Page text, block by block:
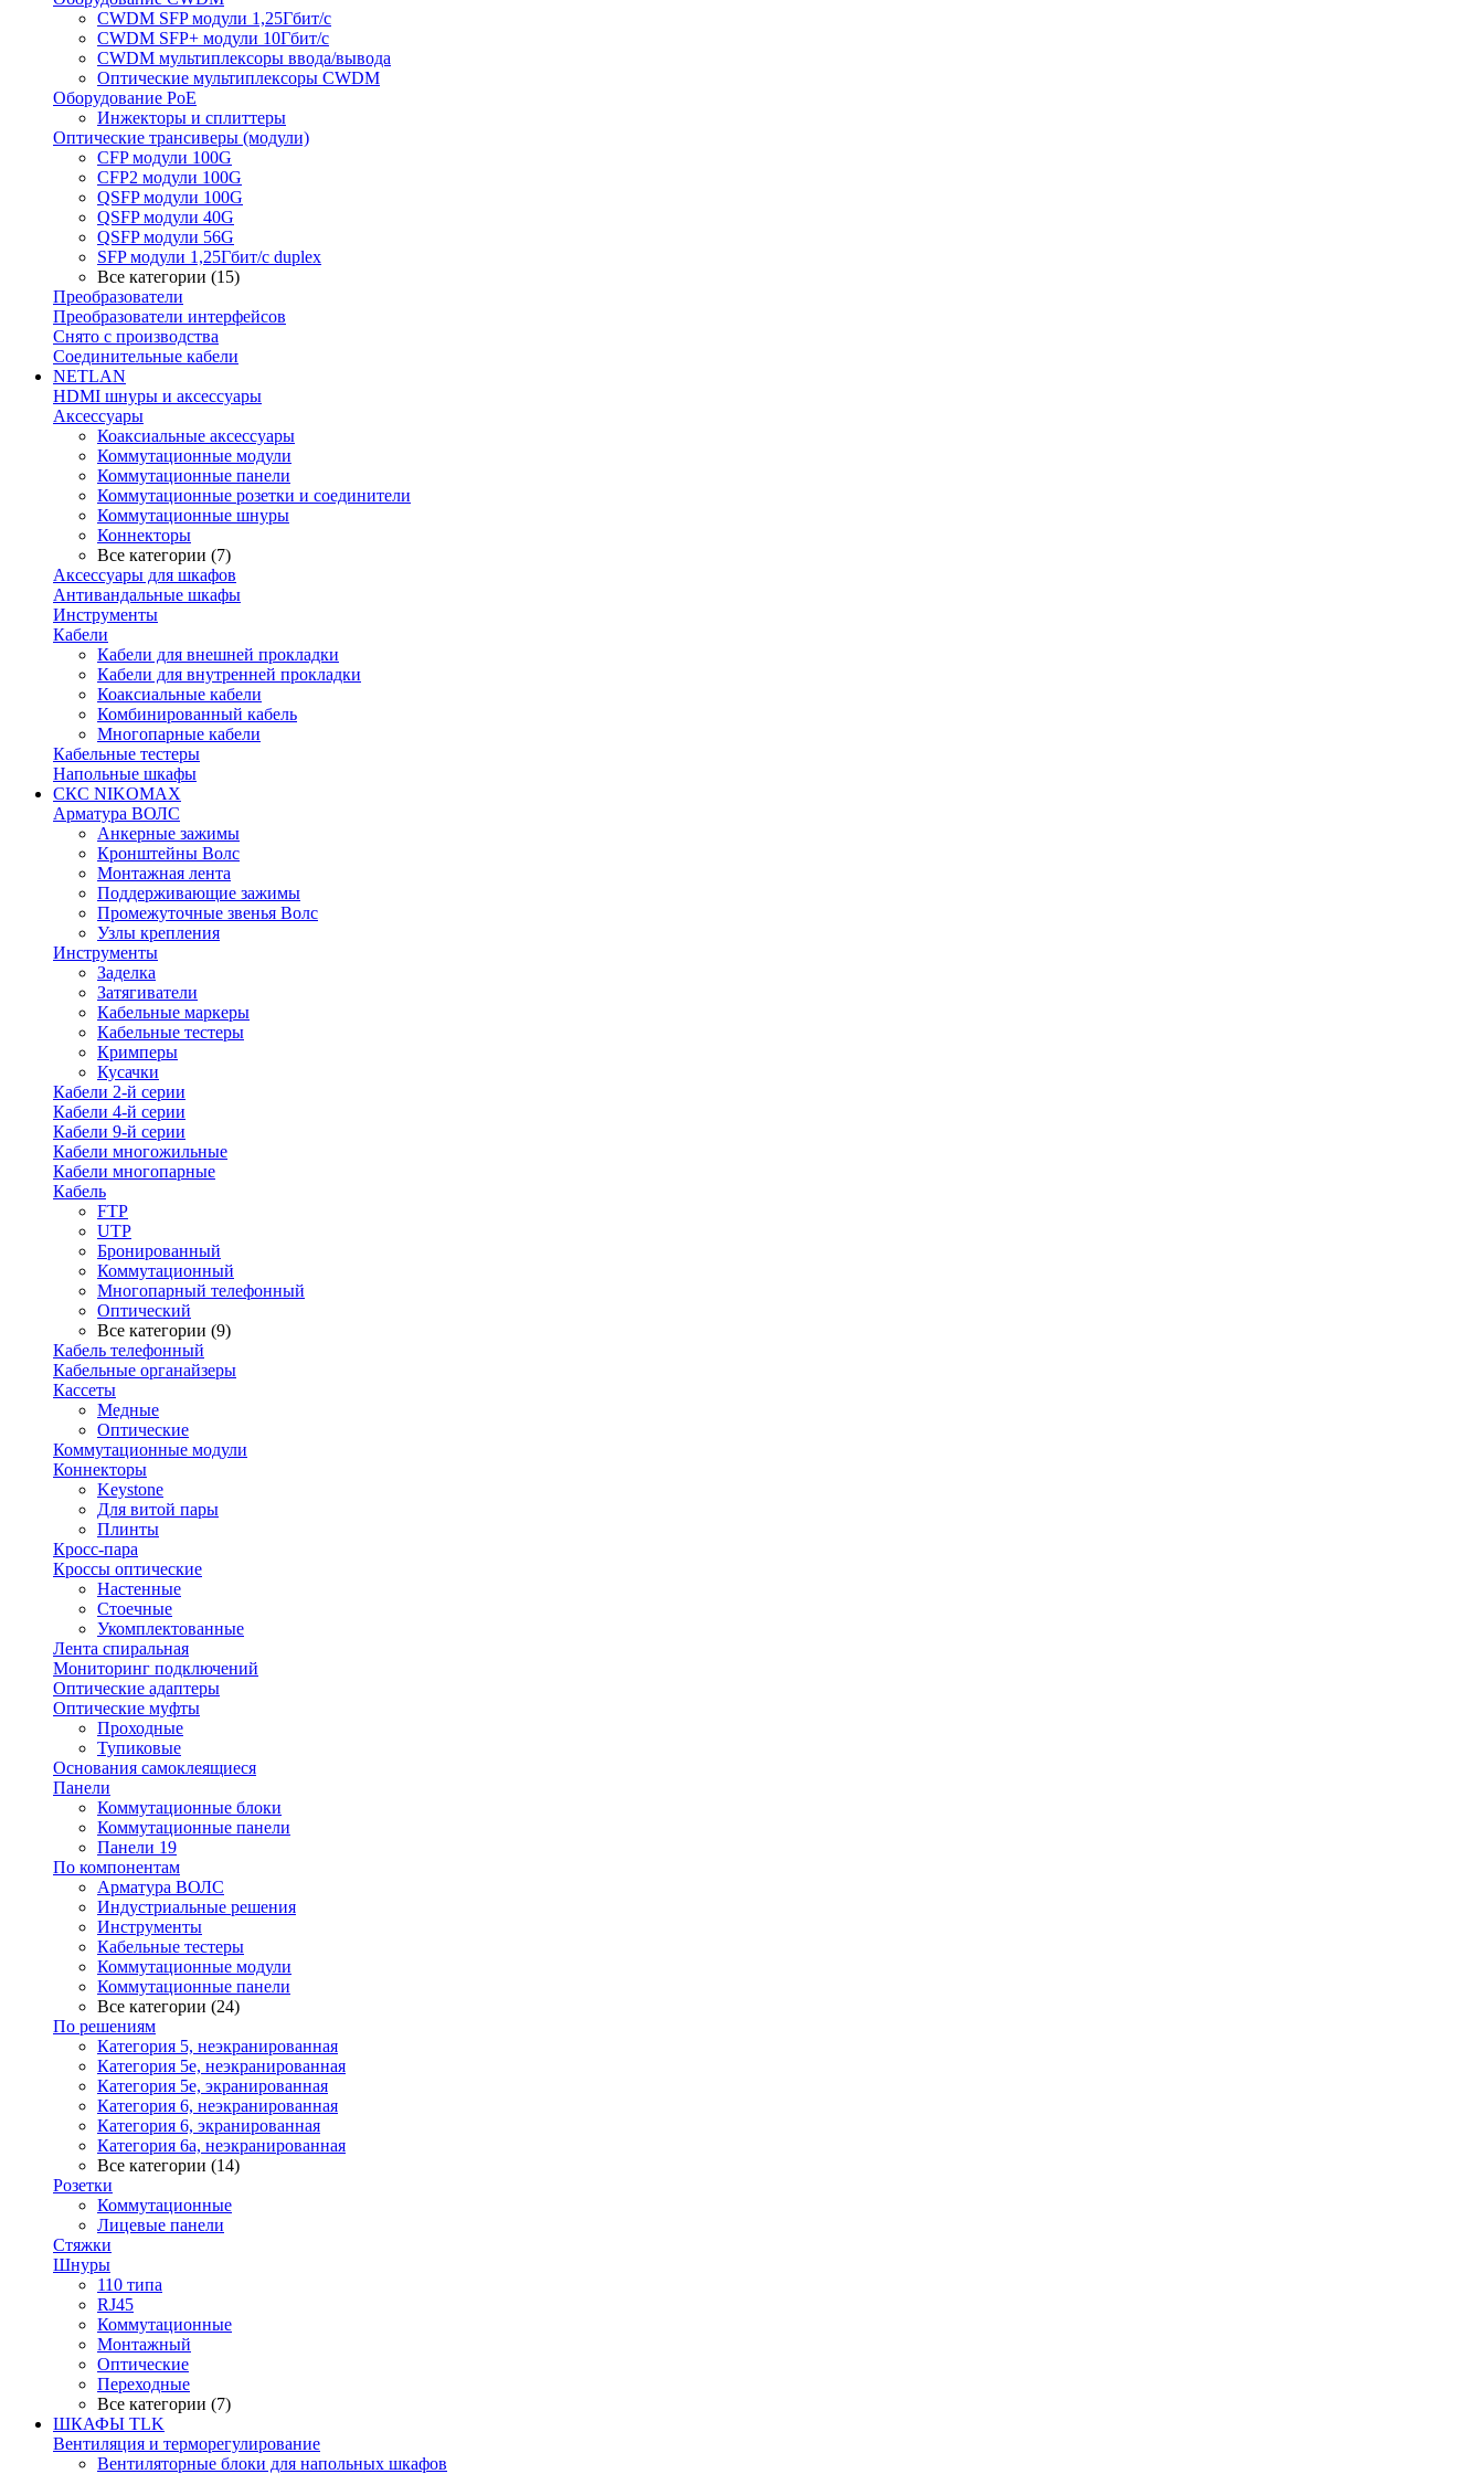
CWDM SFP модули 1,25Гбит/с
CWDM SFP+ модули 10Гбит/с
CWDM мультиплексоры ввода/вывода
Оптические мультиплексоры CWDM
Оборудование PoE
Инжекторы и сплиттеры
Оптические трансиверы (модули)
CFP модули 100G
CFP2 модули 100G
QSFP модули 100G
QSFP модули 40G
QSFP модули 56G
SFP модули 1,25Гбит/с duplex
Все категории (15)
Преобразователи
Преобразователи интерфейсов
Снято с производства
Соединительные кабели
NETLAN
HDMI шнуры и аксессуары
Аксессуары
Коаксиальные аксессуары
Коммутационные модули
Коммутационные панели
Коммутационные розетки и соединители
Коммутационные шнуры
Коннекторы
Все категории (7)
Аксессуары для шкафов
Антивандальные шкафы
Инструменты
Кабели
Кабели для внешней прокладки
Кабели для внутренней прокладки
Коаксиальные кабели
Комбинированный кабель
Многопарные кабели
Кабельные тестеры
Напольные шкафы
СКС NIKOMAX
Арматура ВОЛС
Анкерные зажимы
Кронштейны Волс
Монтажная лента
Поддерживающие зажимы
Промежуточные звенья Волс
Узлы крепления
Инструменты
Заделка
Затягиватели
Кабельные маркеры
Кабельные тестеры
Кримперы
Кусачки
Кабели 2-й серии
Кабели 4-й серии
Кабели 9-й серии
Кабели многожильные
Кабели многопарные
Кабель
FTP
UTP
Бронированный
Коммутационный
Многопарный телефонный
Оптический
Все категории (9)
Кабель телефонный
Кабельные органайзеры
Кассеты
Медные
Оптические
Коммутационные модули
Коннекторы
Keystone
Для витой пары
Плинты
Кросс-пара
Кроссы оптические
Настенные
Стоечные
Укомплектованные
Лента спиральная
Мониторинг подключений
Оптические адаптеры
Оптические муфты
Проходные
Тупиковые
Основания самоклеящиеся
Панели
Коммутационные блоки
Коммутационные панели
Панели 19
По компонентам
Арматура ВОЛС
Индустриальные решения
Инструменты
Кабельные тестеры
Коммутационные модули
Коммутационные панели
Все категории (24)
По решениям
Категория 5, неэкранированная
Категория 5е, неэкранированная
Категория 5е, экранированная
Категория 6, неэкранированная
Категория 6, экранированная
Категория 6а, неэкранированная
Все категории (14)
Розетки
Коммутационные
Лицевые панели
Стяжки
Шнуры
110 типа
RJ45
Коммутационные
Монтажный
Оптические
Переходные
Все категории (7)
ШКАФЫ TLK
Вентиляция и терморегулирование
Вентиляторные блоки для напольных шкафов